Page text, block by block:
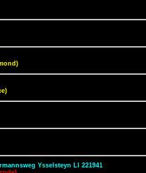
Ysselsteyn LI 221941